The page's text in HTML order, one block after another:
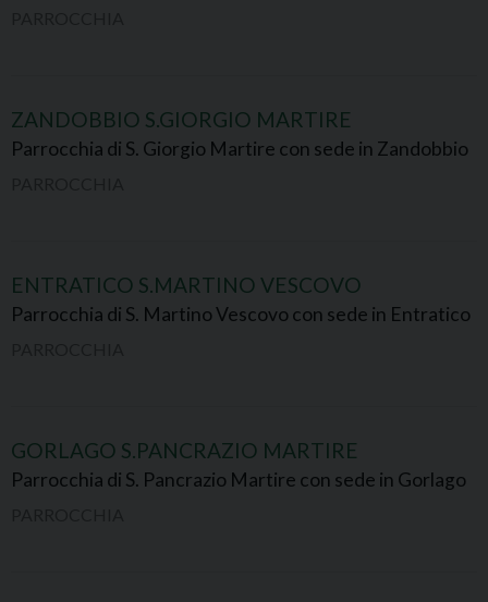
ZANDOBBIO S.GIORGIO MARTIRE
Parrocchia di S. Giorgio Martire con sede in Zandobbio
ENTRATICO S.MARTINO VESCOVO
Parrocchia di S. Martino Vescovo con sede in Entratico
GORLAGO S.PANCRAZIO MARTIRE
Parrocchia di S. Pancrazio Martire con sede in Gorlago